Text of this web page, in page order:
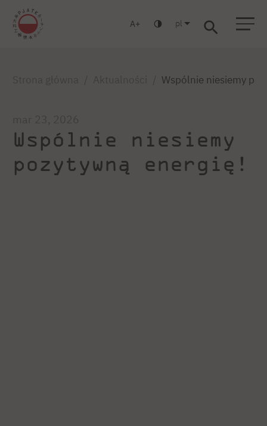
A pl
Wspólnie niesiemy
Wspólnie niesiemy
pozytywną energię!